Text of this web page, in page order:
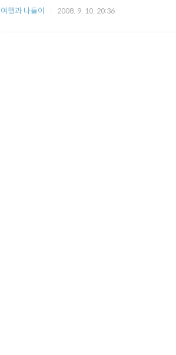
에 있는 좌석을 선택했지요. 56C 이코노미 좌석 대부분
여행과 나들이 2008. 9. 10. 20:36